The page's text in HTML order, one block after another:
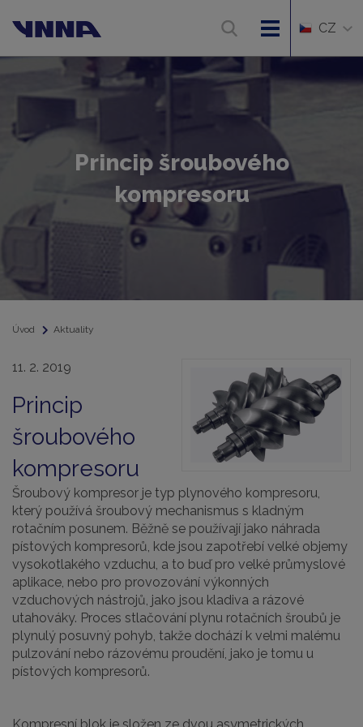
CZ
Princip šroubového
kompresoru
Úvod Aktuality
11. 2. 2019
Princip
šroubového
kompresoru
Šroubový kompresor je typ plynového kompresoru,
který používá šroubový mechanismus s kladným
rotačním posunem. Běžně se používají jako náhrada
pístových kompresorů, kde jsou zapotřebí velké objemy
vysokotlakého vzduchu, a to buď pro velké průmyslové
aplikace, nebo pro provozování výkonných
vzduchových nástrojů, jako jsou kladiva a rázové
utahováky. Proces stlačování plynu rotačních šroubů je
plynulý posuvný pohyb, takže dochází k velmi malému
pulzování nebo rázovému proudění, jako je tomu u
pístových kompresorů.